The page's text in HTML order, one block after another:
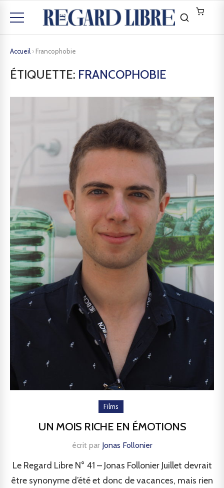
Accueil › Francophobie
ÉTIQUETTE: FRANCOPHOBIE
Films
UN MOIS RICHE EN ÉMOTIONS
écrit par Jonas Follonier
Le Regard Libre N° 41 – Jonas Follonier Juillet devrait
être synonyme d’été et donc de vacances, mais rien